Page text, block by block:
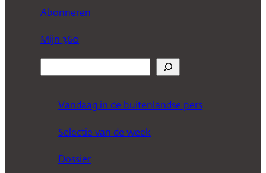
Abonneren
Mijn 360
Vandaag in de buitenlandse pers
Selectie van de week
Dossier